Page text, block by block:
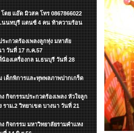
ดย แอ๊ด มิวสค โทร 0867866022
นนทบุรี แดนซ์ 4 คน ท้าความร้อน
ะกวดร้องเพลงลูกทุ่ง มหาลัย
า วันที่ 17 ก.ค.57
องเครื่องกล ม.ธนบุรี วันที่ 28
เด็กพิการและทุพพลภาพปากเกร็ด
ง กิจกรรมประกวดร้องเพลง หัวใจลูก
ราม.2 วิทยาเขต บางนา วันที่ 21
ง กิจกรรม มหาวิทยาลัยรามคำแหง